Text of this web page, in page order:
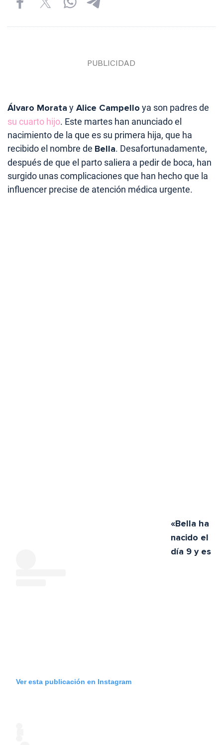
Álvaro Morata y Alice Campello ya son padres de
su cuarto hijo. Este martes han anunciado el
nacimiento de la que es su primera hija, que ha
recibido el nombre de Bella. Desafortunadamente,
después de que el parto saliera a pedir de boca, han
surgido unas complicaciones que han hecho que la
influencer precise de atención médica urgente.
Ver esta publicación en Instagram
«Bella ha
nacido el
día 9 y es